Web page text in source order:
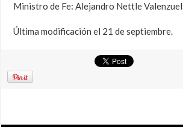
Ministro de Fe: Alejandro Nettle
Última modificación el 21 de septiembre.